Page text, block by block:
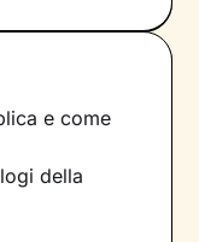
e
il
e come
della